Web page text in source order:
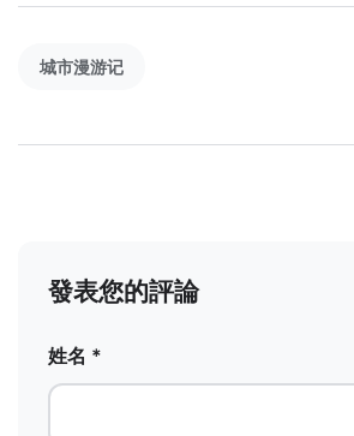
城市漫游记
發表您的評論
姓名 *